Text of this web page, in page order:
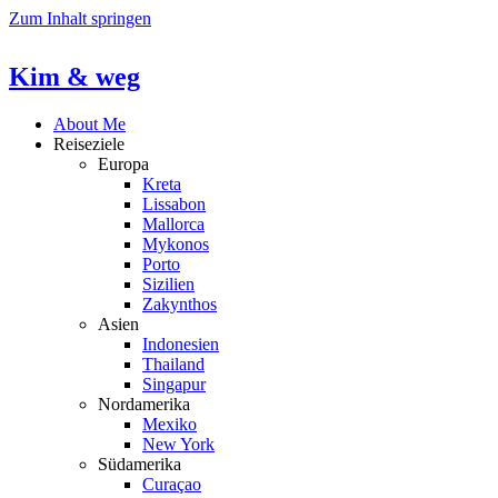
Zum Inhalt springen
Kim & weg
About Me
Reiseziele
Europa
Kreta
Lissabon
Mallorca
Mykonos
Porto
Sizilien
Zakynthos
Asien
Indonesien
Thailand
Singapur
Nordamerika
Mexiko
New York
Südamerika
Curaçao